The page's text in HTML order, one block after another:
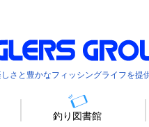
さと豊かなフィッシングライフを提
釣り図書館